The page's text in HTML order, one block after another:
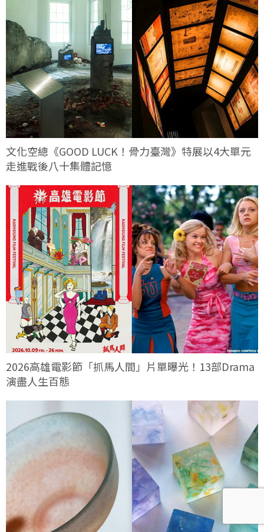
文化空總《GOOD LUCK！骨力臺灣》特展以4大單元
走進戰後八十集體記憶
2026高雄電影節「抓馬人間」片單曝光！13部Drama
演盡人生百態